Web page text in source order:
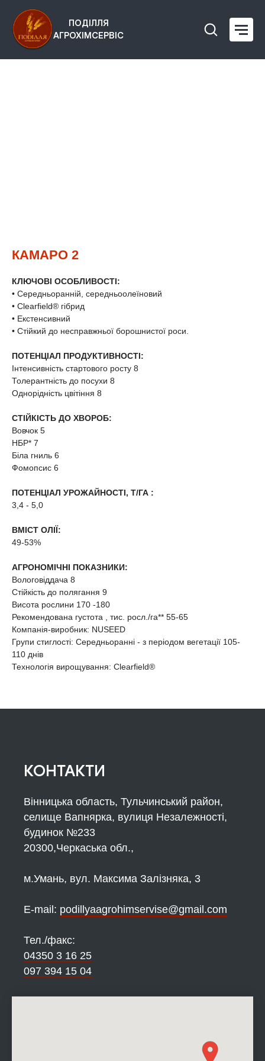
ПОДІЛЛЯ
АГРОХІМСЕРВІС
КАМАРО 2
КЛЮЧОВІ ОСОБЛИВОСТІ:
• Середньоранній, середньоолеїновий
• Clearfield® гібрид
• Екстенсивний
• Стійкий до несправжньої борошнистої роси.
ПОТЕНЦІАЛ ПРОДУКТИВНОСТІ:
Інтенсивність стартового росту 8
Толерантність до посухи 8
Однорідність цвітіння 8
СТІЙКІСТЬ ДО ХВОРОБ:
Вовчок 5
НБР* 7
Біла гниль 6
Фомопсис 6
ПОТЕНЦІАЛ УРОЖАЙНОСТІ, Т/ГА :
3,4 - 5,0
ВМІСТ ОЛІЇ:
49-53%
АГРОНОМІЧНІ ПОКАЗНИКИ:
Вологовіддача 8
Стійкість до полягання 9
Висота рослини 170 -180
Рекомендована густота , тис. росл./га** 55-65
Компанія-виробник: NUSEED
Групи стиглості: Середньоранні - з періодом вегетації 105-
110 днів
Технологія вирощування: Clearfield®
КОНТАКТИ
Вінницька область, Тульчинський район,
селище Вапнярка, вулиця Незалежності,
будинок №233
20300,Черкаська обл.,
м.Умань, вул. Максима Залізняка, 3
Е-mail: podillyaagrohimservise@gmail.com
Тел./факс:
04350 3 16 25
097 394 15 04